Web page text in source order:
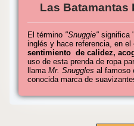
Las Batamantas
El término "Snuggie" significa "
inglés y hace referencia, en el
sentimiento de calidez,
uso de esta prenda de ropa
llama Mr. Snuggles al famoso
conocida marca de